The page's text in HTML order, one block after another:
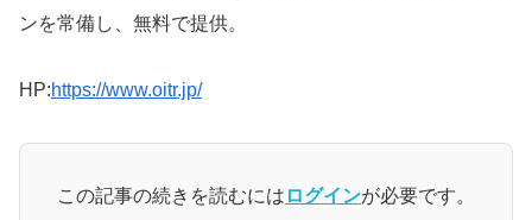
ンを常備し、無料で提供。
HP:https://www.oitr.jp/
この記事の続きを読むには ログインが必要です。